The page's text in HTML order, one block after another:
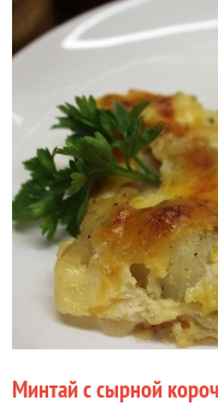
Минтай с сырной